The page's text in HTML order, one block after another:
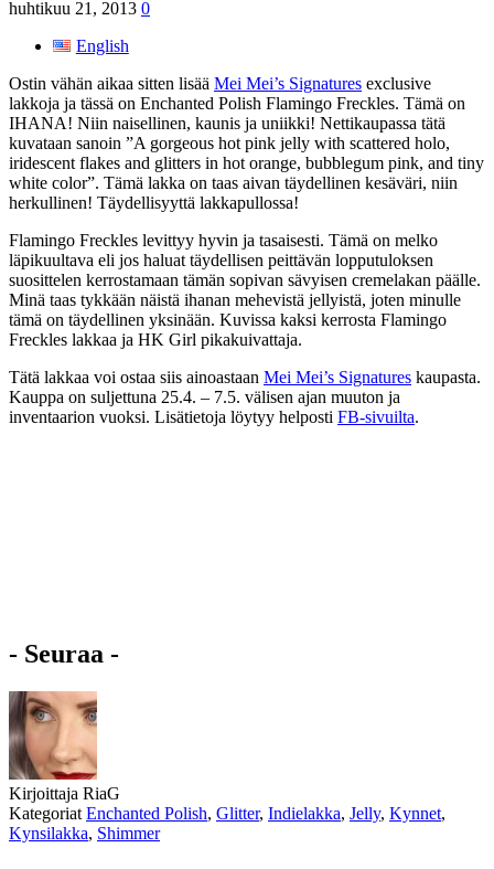
huhtikuu 21, 2013 0
English
Ostin vähän aikaa sitten lisää Mei Mei’s Signatures exclusive
lakkoja ja tässä on Enchanted Polish Flamingo Freckles. Tämä on
IHANA! Niin naisellinen, kaunis ja uniikki! Nettikaupassa tätä
kuvataan sanoin ”A gorgeous hot pink jelly with scattered holo,
iridescent flakes and glitters in hot orange, bubblegum pink, and tiny
white color”. Tämä lakka on taas aivan täydellinen kesäväri, niin
herkullinen! Täydellisyyttä lakkapullossa!
Flamingo Freckles levittyy hyvin ja tasaisesti. Tämä on melko
läpikuultava eli jos haluat täydellisen peittävän lopputuloksen
suosittelen kerrostamaan tämän sopivan sävyisen cremelakan päälle.
Minä taas tykkään näistä ihanan mehevistä jellyistä, joten minulle
tämä on täydellinen yksinään. Kuvissa kaksi kerrosta Flamingo
Freckles lakkaa ja HK Girl pikakuivattaja.
Tätä lakkaa voi ostaa siis ainoastaan Mei Mei’s Signatures kaupasta.
Kauppa on suljettuna 25.4. – 7.5. välisen ajan muuton ja
inventaarion vuoksi. Lisätietoja löytyy helposti FB-sivuilta.
- Seuraa -
Kirjoittaja RiaG
Kategoriat Enchanted Polish, Glitter, Indielakka, Jelly, Kynnet,
Kynsilakka, Shimmer